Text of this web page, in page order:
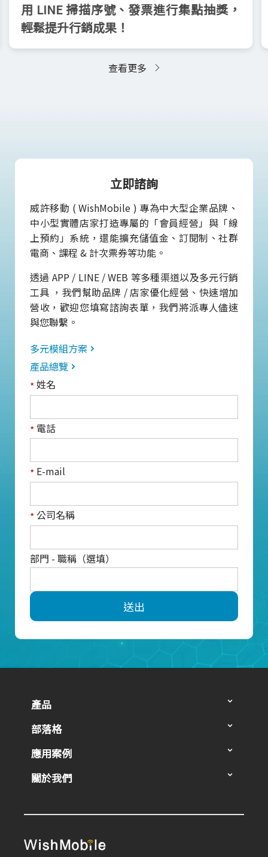
用 LINE 掃描序號、發票進行集點抽獎，
輕鬆提升行銷成果！
查看更多
立即諮詢
威許移動 ( WishMobile ) 專為中大型企業品牌、
中小型實體店家打造專屬的「會員經營」與「線
上預約」系統，還能擴充儲值金、訂閱制、社群
電商、課程 & 計次票券等功能。
透過 APP / LINE / WEB 等多種渠道以及多元行銷
工具 ，我們幫助品牌 / 店家優化經營、快速增加
營收，歡迎您填寫諮詢表單，我們將派專人儘速
與您聯繫。
多元模組方案
產品總覽
*姓名
* 電話
* E-mail
* 公司名稱
部門 - 職稱（選填）
送出
產品
部落格
應用案例
關於我們